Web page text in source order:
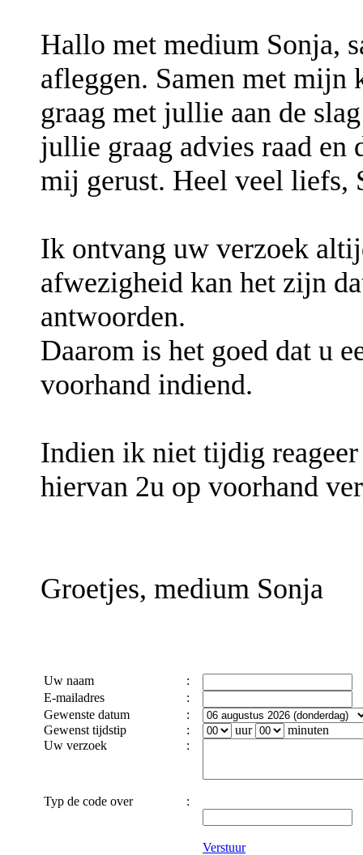
Hallo met medium Sonja,
afleggen. Samen met mijn
graag met jullie aan de
jullie graag advies raad en
mij gerust. Heel veel liefs,
Ik ontvang uw verzoek
afwezigheid kan het zijn
antwoorden.
Daarom is het goed dat u
voorhand indiend.
Indien ik niet tijdig
hiervan 2u op voorhand
Groetjes, medium Sonja
Uw naam
:
E-mailadres
:
Gewenste datum
:
Gewenst tijdstip
: uur
minuten
Uw verzoek
:
Typ de code over :
Verstuur